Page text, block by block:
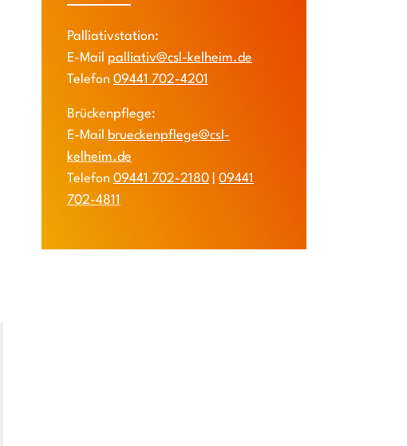
Palliativstation:
E-Mail palliativ@csl-kelheim.de
Telefon 09441 702-4201
Brückenpflege:
E-Mail
brueckenpflege@csl-
kelheim.de
Telefon 09441 702-2180
09441
702-4811